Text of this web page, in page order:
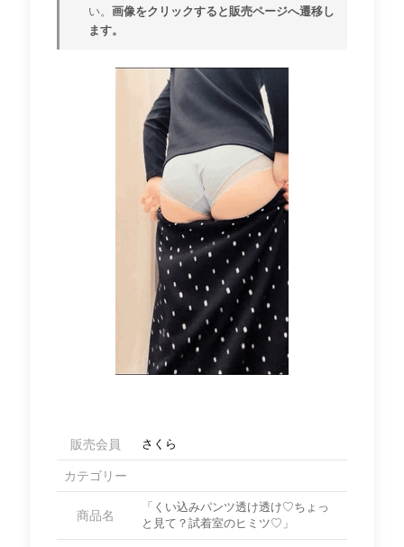
い。 画像をクリックすると販売ページへ遷移し
ます。
販売会員 さくら
カテゴリー
商品名
「くい込みパンツ透け透け♡ちょっ
と見て？試着室のヒミツ♡」